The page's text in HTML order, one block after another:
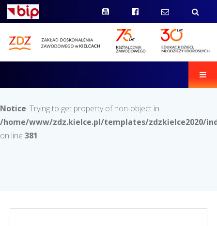
Notice: Trying to get property of non-object in
/home/www/zdz.kielce.pl/templates/zdzkielce2020/
on line 381